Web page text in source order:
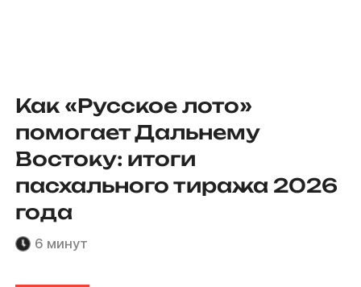
Как «Русское лото»
помогает Дальнему
Востоку: итоги
пасхального тиража 2026
года
6 минут